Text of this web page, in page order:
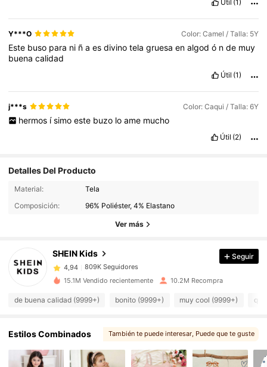
Útil (1)
Y***O Color: Camel / Talla: 5Y
Este buso para ni ñaesdivinotelagruesaenalgodó nde muy
buenacalidad
Útil (1)
j***s Color: Caqui / Talla: 6Y
hermos ísimo este buzo lo ame mucho
Útil (2)
Detalles Del Producto
Material:
Tela
Composición:
96% Poliéster, 4% Elastano
Ver más
SHEIN Kids
809K Seguidores
809K Seguidores
4,94 809K Seguidores
4,94 809K Seguidores
809K Seguidores
Seguir
15.1M Vendido recientemente 10.2M Recompra
de buena calidad (9999+) bonito (9999+) muy cool (9999+)
Estilos Combinados También te puede interesar , Puede que te guste